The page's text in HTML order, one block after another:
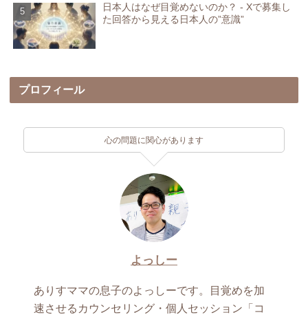
日本人はなぜ目覚めないのか？ - Xで募集し
た回答から見える日本人の”意識”
プロフィール
心の問題に関心があります
よっしー
ありすママの息子のよっしーです。目覚めを加
速させるカウンセリング・個人セッション「コ